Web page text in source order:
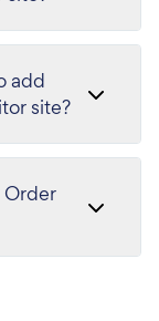
add
site?
Order